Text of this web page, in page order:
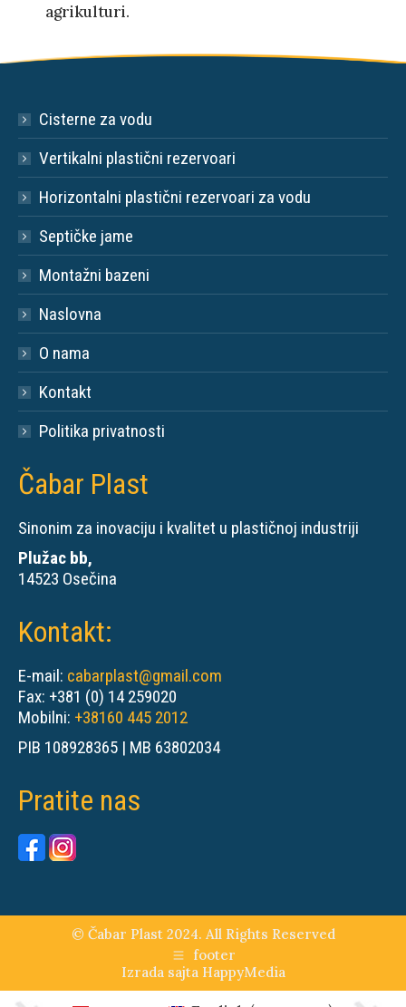
agrikulturi.
Cisterne za vodu
Vertikalni plastični rezervoari
Horizontalni plastični rezervoari za vodu
Septičke jame
Montažni bazeni
Naslovna
O nama
Kontakt
Politika privatnosti
Čabar Plast
Sinonim za inovaciju i kvalitet u plastičnoj industriji
Plužac bb,
14523 Osečina
Kontakt:
E-mail: cabarplast@gmail.com
Fax: +381 (0) 14 259020
Mobilni: +38160 445 2012
PIB 108928365 | MB 63802034
Pratite nas
© Čabar Plast 2024. All Rights Reserved
footer
Izrada sajta HappyMedia